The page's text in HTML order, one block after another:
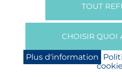
SUR
Presse
TOUT
CHOISIR QUOI
Plus d'information